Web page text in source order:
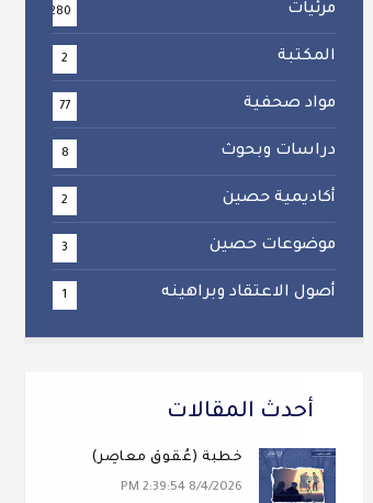
مرئيات 280
المكتبة 2
مواد صحفية 77
دراسات وبحوث 8
أكاديمية حصين 2
موضوعات حصين 3
أصول الاعتقاد وبراهينه 1
أحدث المقالات
خطبة (عُقوقٌ معاصِر)
8/4/2026 2:39:54 PM